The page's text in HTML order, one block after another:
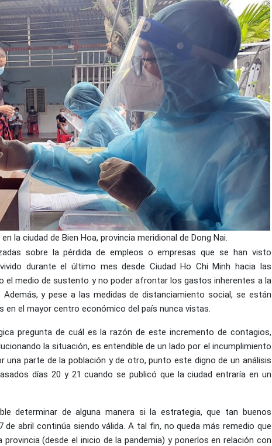
la ciudad de Bien Hoa, provincia meridional de Dong Nai.
sobre la pérdida de empleos o empresas que se han visto
durante el último mes desde Ciudad Ho Chi Minh hacia las
el medio de sustento y no poder afrontar los gastos inherentes a la
y pese a las medidas de distanciamiento social, se están
el mayor centro económico del país nunca vistas.
pregunta de cuál es la razón de este incremento de contagios,
la situación, es entendible de un lado por el incumplimiento
una parte de la población y de otro, punto este digno de un análisis
días 20 y 21 cuando se publicó que la ciudad entraría en un
determinar de alguna manera si la estrategia, que tan buenos
abril continúa siendo válida. A tal fin, no queda más remedio que
(desde el inicio de la pandemia) y ponerlos en relación con